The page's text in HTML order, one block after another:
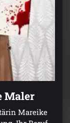
Maler
Mareike